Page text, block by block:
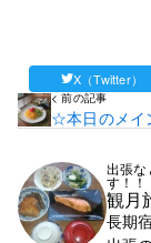
X（Twitter）
< 前の記事
☆本日のメイ
出張
す！！
観月
長期